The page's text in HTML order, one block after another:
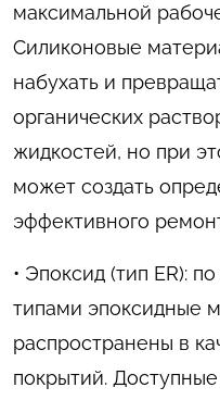
максимальной
Силиконовые
набухать и
органических
жидкостей, но при
может создать
эффективного
• Эпоксид (тип ER):
типами эпоксидные
распространены в
покрытий.